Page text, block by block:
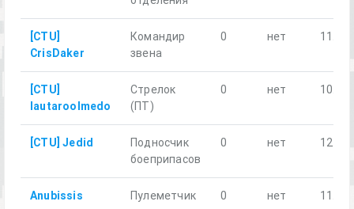
[CTU]
CrisDaker
Командир
звена
0 нет 11.18
[CTU]
lautaroolmedo
Стрелок
(ПТ)
0 нет 10.85
[CTU] Jedid
Подносчик
боеприпасов
0 нет 12.28
Anubissis Пулеметчик 0 нет 11.26